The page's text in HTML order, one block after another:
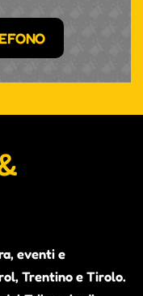
eventi e
Trentino e Tirolo.